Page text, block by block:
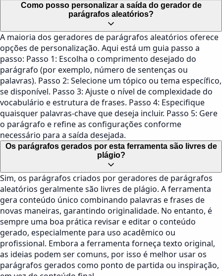
Como posso personalizar a saída do gerador de
parágrafos aleatórios?
A maioria dos geradores de parágrafos aleatórios oferece
opções de personalização. Aqui está um guia passo a
passo: Passo 1: Escolha o comprimento desejado do
parágrafo (por exemplo, número de sentenças ou
palavras). Passo 2: Selecione um tópico ou tema específico,
se disponível. Passo 3: Ajuste o nível de complexidade do
vocabulário e estrutura de frases. Passo 4: Especifique
quaisquer palavras-chave que deseja incluir. Passo 5: Gere
o parágrafo e refine as configurações conforme
necessário para a saída desejada.
Os parágrafos gerados por esta ferramenta são livres de
plágio?
Sim, os parágrafos criados por geradores de parágrafos
aleatórios geralmente são livres de plágio. A ferramenta
gera conteúdo único combinando palavras e frases de
novas maneiras, garantindo originalidade. No entanto, é
sempre uma boa prática revisar e editar o conteúdo
gerado, especialmente para uso acadêmico ou
profissional. Embora a ferramenta forneça texto original,
as ideias podem ser comuns, por isso é melhor usar os
parágrafos gerados como ponto de partida ou inspiração,